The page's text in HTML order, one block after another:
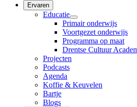
Ervaren
Educatie
Primair onderwijs
Voortgezet onderwijs
Programma op maat
Drentse Cultuur
Projecten
Podcasts
Agenda
Koffie & Keuvelen
Bartje
Blogs